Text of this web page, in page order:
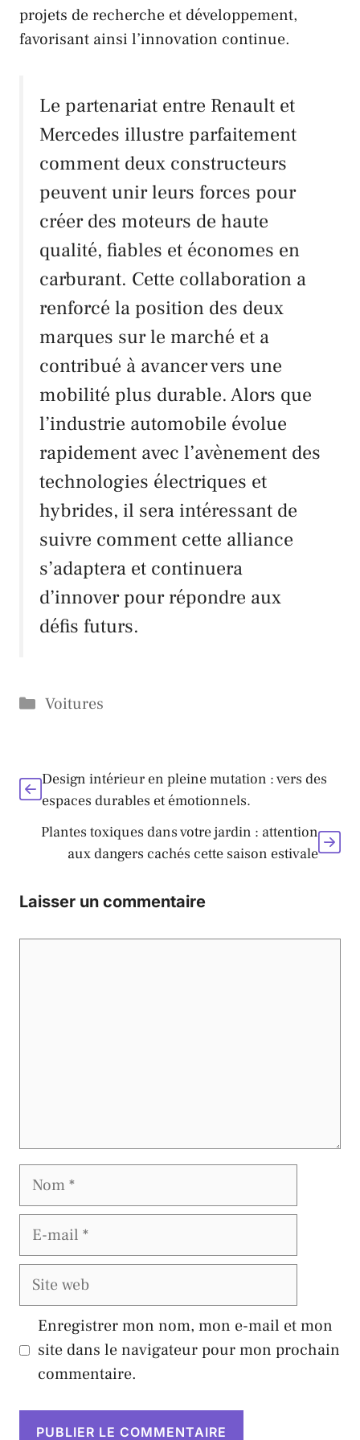
projets de recherche et développement,
favorisant ainsi l’innovation continue.
Le partenariat entre Renault et
Mercedes illustre parfaitement
comment deux constructeurs
peuvent unir leurs forces pour
créer des moteurs de haute
qualité, fiables et économes en
carburant. Cette collaboration a
renforcé la position des deux
marques sur le marché et a
contribué à avancer vers une
mobilité plus durable. Alors que
l’industrie automobile évolue
rapidement avec l’avènement des
technologies électriques et
hybrides, il sera intéressant de
suivre comment cette alliance
s’adaptera et continuera
d’innover pour répondre aux
défis futurs.
Catégories
Voitures
Design intérieur en pleine mutation : vers des
espaces durables et émotionnels.
Plantes toxiques dans votre jardin : attention
aux dangers cachés cette saison estivale
Laisser un commentaire
Nom
E-
Site
Enregistrer mon nom, mon e-mail et mon
site dans le navigateur pour mon prochain
commentaire.